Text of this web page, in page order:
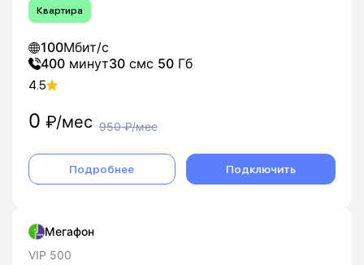
Квартира
100Мбит/с
400 минут30 смс 50 Гб
4.5
0 ₽/мес 950₽/мес
Подробнее Подключить
Мегафон
VIP 500